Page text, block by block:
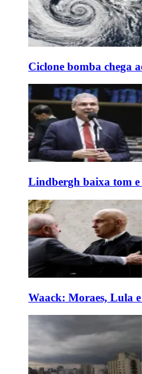
Ciclone bomba chega
Lindbergh baixa tom e
Waack: Moraes, Lula